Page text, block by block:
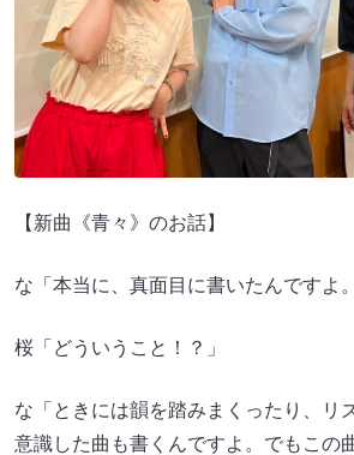
【新曲《青々》のお話】
な「本当に、真面目に書いたんですよ。
桜「どういうこと！？」
な「ときには韻を踏みまくったり、リ
意識した曲も書くんですよ。でもこの